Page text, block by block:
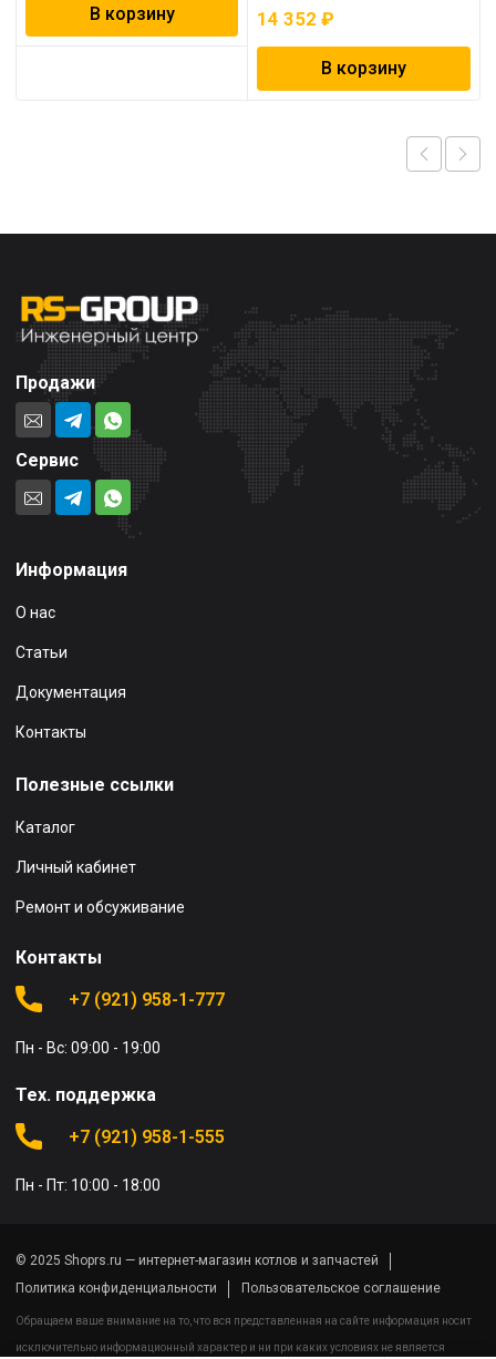
В корзину
14 352₽
В корзину
Продажи
Сервис
Информация
О нас
Статьи
Документация
Контакты
Полезные ссылки
Каталог
Личный кабинет
Ремонт и обсуживание
Контакты
+7 (921) 958-1-777
Пн - Вс: 09:00 - 19:00
Тех. поддержка
+7 (921) 958-1-555
Пн - Пт: 10:00 - 18:00
© 2025 Shoprs.ru — интернет-магазин котлов и запчастей
Политика конфиденциальности
Пользовательское соглашение
Обращаем ваше внимание на то, что вся представленная на сайте информация носит
исключительно информационный характер и ни при каких условиях не является